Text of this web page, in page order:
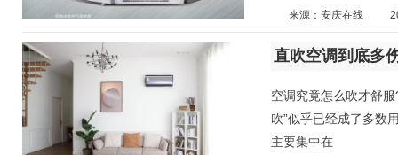
来源：安庆在线
直吹空调到底多
空调究竟怎么吹才舒
吹”似乎已经成了多数
主要集中在